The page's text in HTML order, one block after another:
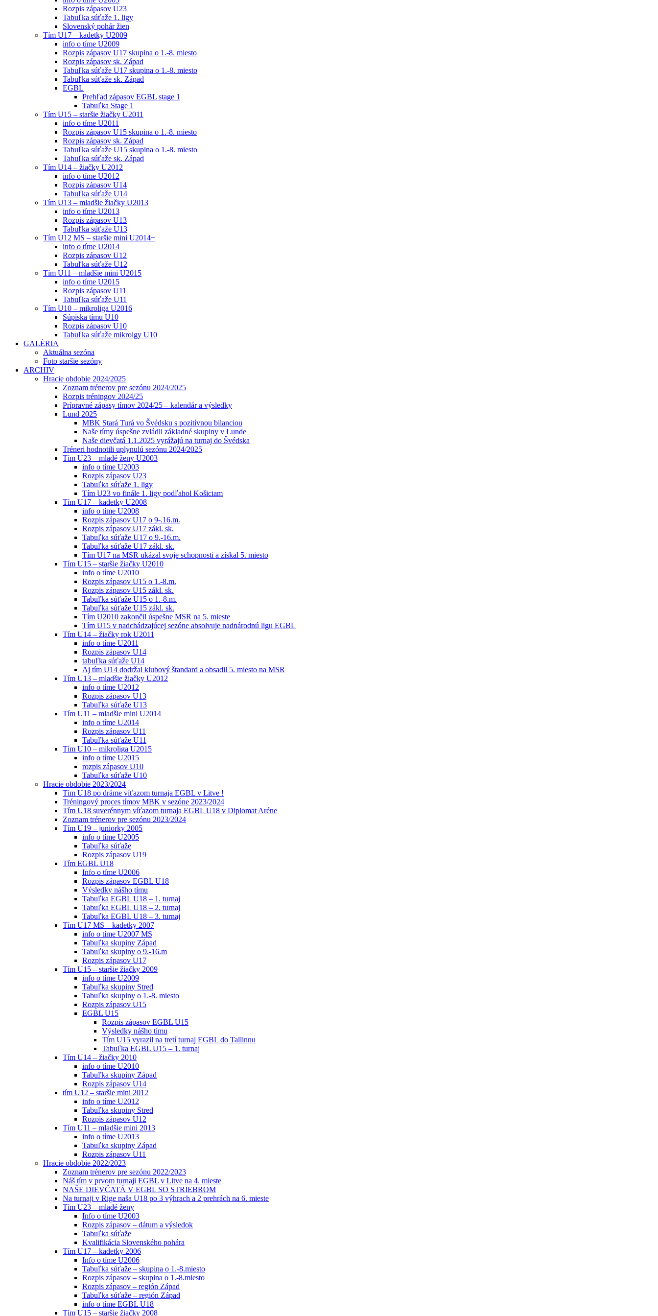
Rozpis zápasov U23
Tabuľka súťaže 1. ligy
Slovenský pohár žien
Tím U17 – kadetky U2009
info o tíme U2009
Rozpis zápasov U17 skupina o 1.-8. miesto
Rozpis zápasov sk. Západ
Tabuľka súťaže U17 skupina o 1.-8. miesto
Tabuľka súťaže sk. Západ
EGBL
Prehľad zápasov EGBL stage 1
Tabuľka Stage 1
Tím U15 – staršie žiačky U2011
info o tíme U2011
Rozpis zápasov U15 skupina o 1.-8. miesto
Rozpis zápasov sk. Západ
Tabuľka súťaže U15 skupina o 1.-8. miesto
Tabuľka súťaže sk. Západ
Tím U14 – žiačky U2012
info o tíme U2012
Rozpis zápasov U14
Tabuľka súťaže U14
Tím U13 – mladšie žiačky U2013
info o tíme U2013
Rozpis zápasov U13
Tabuľka súťaže U13
Tím U12 MS – staršie mini U2014+
info o tíme U2014
Rozpis zápasov U12
Tabuľka súťaže U12
Tím U11 – mladšie mini U2015
info o tíme U2015
Rozpis zápasov U11
Tabuľka súťaže U11
Tím U10 – mikroliga U2016
Súpiska tímu U10
Rozpis zápasov U10
Tabuľka súťaže mikroigy U10
GALÉRIA
Aktuálna sezóna
Foto staršie sezóny
ARCHIV
Hracie obdobie 2024/2025
Zoznam trénerov pre sezónu 2024/2025
Rozpis tréningov 2024/25
Prípravné zápasy tímov 2024/25 – kalendár a výsledky
Lund 2025
MBK Stará Turá vo Švédsku s pozitívnou bilanciou
Naše tímy úspešne zvládli základné skupiny v Lunde
Naše dievčatá 1.1.2025 vyrážajú na turnaj do Švédska
Tréneri hodnotili uplynulú sezónu 2024/2025
Tím U23 – mladé ženy U2003
info o tíme U2003
Rozpis zápasov U23
Tabuľka súťaže 1. ligy
Tím U23 vo finále 1. ligy podľahol Košiciam
Tím U17 – kadetky U2008
info o tíme U2008
Rozpis zápasov U17 o 9-.16.m.
Rozpis zápasov U17 zákl. sk.
Tabuľka súťaže U17 o 9.-16.m.
Tabuľka súťaže U17 zákl. sk.
Tím U17 na MSR ukázal svoje schopnosti a získal 5. miesto
Tím U15 – staršie žiačky U2010
info o tíme U2010
Rozpis zápasov U15 o 1.-8.m.
Rozpis zápasov U15 zákl. sk.
Tabuľka súťaže U15 o 1.-8.m.
Tabuľka súťaže U15 zákl. sk.
Tím U2010 zakončil úspešne MSR na 5. mieste
Tím U15 v nadchádzajúcej sezóne absolvuje nadnárodnú ligu EGBL
Tím U14 – žiačky rok U2011
info o tíme U2011
Rozpis zápasov U14
tabuľka súťaže U14
Aj tím U14 dodržal klubový štandard a obsadil 5. miesto na MSR
Tím U13 – mladšie žiačky U2012
info o tíme U2012
Rozpis zápasov U13
Tabuľka súťaže U13
Tím U11 – mladšie mini U2014
info o tíme U2014
Rozpis zápasov U11
Tabuľka súťaže U11
Tím U10 – mikroliga U2015
info o tíme U2015
rozpis zápasov U10
Tabuľka súťaže U10
Hracie obdobie 2023/2024
Tím U18 po dráme víťazom turnaja EGBL v Litve !
Tréningový proces tímov MBK v sezóne 2023/2024
Tím U18 suverénnym víťazom turnaja EGBL U18 v Diplomat Aréne
Zoznam trénerov pre sezónu 2023/2024
Tím U19 – juniorky 2005
info o tíme U2005
Tabuľka súťaže
Rozpis zápasov U19
Tím EGBL U18
Info o tíme U2006
Rozpis zápasov EGBL U18
Výsledky nášho tímu
Tabuľka EGBL U18 – 1. turnaj
Tabuľka EGBL U18 – 2. turnaj
Tabuľka EGBL U18 – 3. turnaj
Tím U17 MS – kadetky 2007
info o tíme U2007 MS
Tabuľka skupiny Západ
Tabuľka skupiny o 9.-16.m
Rozpis zápasov U17
Tím U15 – staršie žiačky 2009
info o tíme U2009
Tabuľka skupiny Stred
Tabuľka skupiny o 1.-8. miesto
Rozpis zápasov U15
EGBL U15
Rozpis zápasov EGBL U15
Výsledky nášho tímu
Tím U15 vyrazil na tretí turnaj EGBL do Tallinnu
Tabuľka EGBL U15 – 1. turnaj
Tím U14 – žiačky 2010
info o tíme U2010
Tabuľka skupiny Západ
Rozpis zápasov U14
tím U12 – staršie mini 2012
info o tíme U2012
Tabuľka skupiny Stred
Rozpis zápasov U12
Tím U11 – mladšie mini 2013
info o tíme U2013
Tabuľka skupiny Západ
Rozpis zápasov U11
Hracie obdobie 2022/2023
Zoznam trénerov pre sezónu 2022/2023
Náš tím v prvom turnaji EGBL v Litve na 4. mieste
NAŠE DIEVČATÁ V EGBL SO STRIEBROM
Na turnaji v Rige naša U18 po 3 výhrach a 2 prehrách na 6. mieste
Tím U23 – mladé ženy
Info o tíme U2003
Rozpis zápasov – dátum a výsledok
Tabuľka súťaže
Kvalifikácia Slovenského pohára
Tím U17 – kadetky 2006
Info o tíme U2006
Tabuľka súťaže – skupina o 1.-8.miesto
Rozpis zápasov – skupina o 1.-8.miesto
Rozpis zápasov – región Západ
Tabuľka súťaže – región Západ
info o tíme EGBL U18
Tím U15 – staršie žiačky 2008